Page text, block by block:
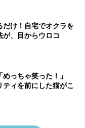
だけ！自宅でオクラを
が、目からウロコ
めっちゃ笑った！」
ティを前にした猫がこ